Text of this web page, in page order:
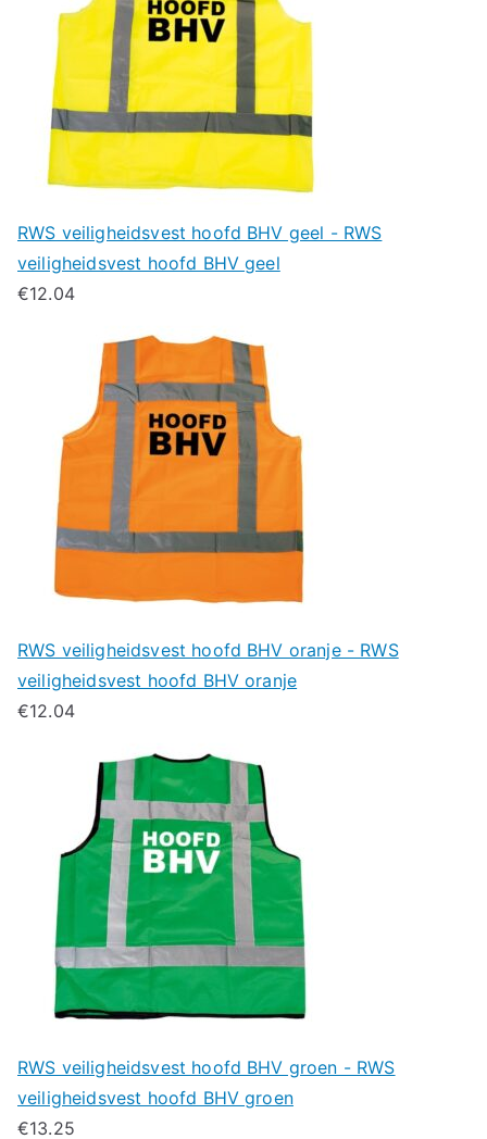
RWS veiligheidsvest hoofd BHV geel - RWS
veiligheidsvest hoofd BHV geel
€12.04
RWS veiligheidsvest hoofd BHV oranje - RWS
veiligheidsvest hoofd BHV oranje
€12.04
RWS veiligheidsvest hoofd BHV groen - RWS
veiligheidsvest hoofd BHV groen
€13.25